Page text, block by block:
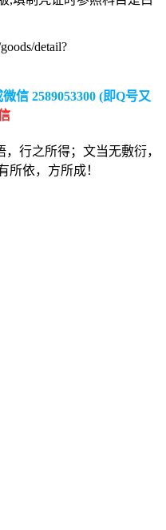
detail?
信 2589053300 (即Q号又
行之所得；文当无敷衍，
所依，方所成！